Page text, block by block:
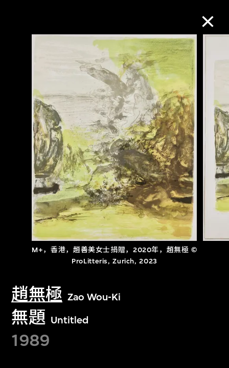
M+，香港，趙善美女士捐贈，2020年，趙無極 ©
ProLitteris, Zurich, 2023
趙無極 Zao Wou-Ki
無題 Untitled
1989
M+藏品
进一步筛选 搜索
关于M+藏品
探索世界顶级的二十及二十一世纪视觉
文化藏品。